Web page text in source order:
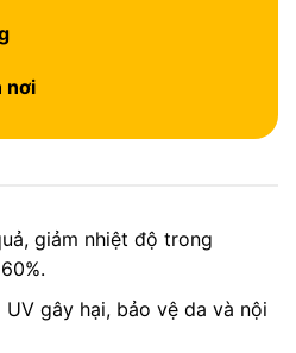
nơi
giảm nhiệt độ trong
UV gây hại, bảo vệ da và nội